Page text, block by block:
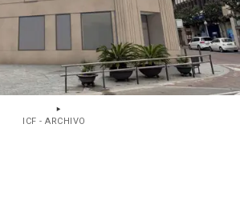
ICF - ARCHIVO